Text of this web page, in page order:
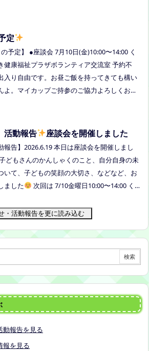
ージなどでお伝えします。
定
の予定】 ●座談会 7月10日(金)10:00〜14:00 く
健康福祉プラザボランティア交流室 予約不
入り自由です。お昼ご飯を持ってきても構い
よ。マイカップご持参のご協力よろしくお願
郡吉備中央町田土3109-3） 日時：令和８年7
日（火）10:00~13:00頃 場所：玉島某所 参加
次第締め切らせていただきます。 ※申し込み
た方は場所を個別にメールでお伝えします。
いつもの座談会とは違う場所でこじんまりと
24日（金）17:00まで お申し込みはこちら
h
活動報告 座談会を開催しました
報告】2026.6.19 本日は座談会を開催しまし
どもさんのかんしゃくのこと、自分自身の未
いて、子どもの笑顔の大切さ、などなど、お
ました
次回は 7/10金曜日10:00〜14:00 く
・活動報告を更に読み込む
動報告を見る
報を見る